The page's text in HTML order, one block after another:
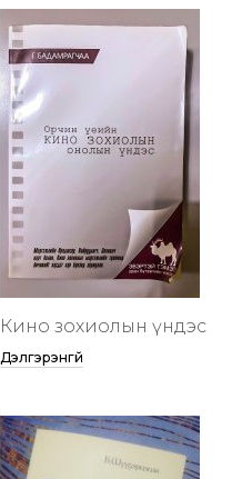
Кино зохиолын үндэс
Дэлгэрэнгүй